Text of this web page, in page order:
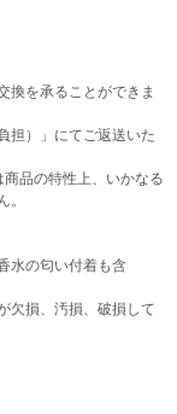
換を承ることができま
担）」にてご返送いた
品の特性上、いかなる
。
水の匂い付着も含
欠損、汚損、破損して